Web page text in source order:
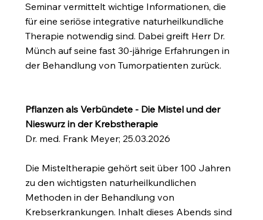
Seminar vermittelt wichtige Informationen, die
für eine seriöse integrative naturheilkundliche
Therapie notwendig sind. Dabei greift Herr Dr.
Münch auf seine fast 30-jährige Erfahrungen in
der Behandlung von Tumorpatienten zurück.
Pflanzen als Verbündete - Die Mistel und der
Nieswurz in der Krebstherapie
Dr. med. Frank Meyer; 25.03.2026
Die Misteltherapie gehört seit über 100 Jahren
zu den wichtigsten naturheilkundlichen
Methoden in der Behandlung von
Krebserkrankungen. Inhalt dieses Abends sind